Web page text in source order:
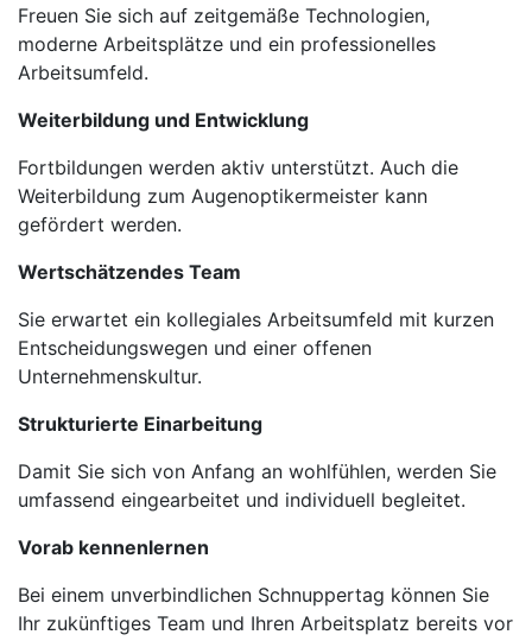
Freuen Sie sich auf zeitgemäße Technologien,
moderne Arbeitsplätze und ein professionelles
Arbeitsumfeld.
Weiterbildung und Entwicklung
Fortbildungen werden aktiv unterstützt. Auch die
Weiterbildung zum Augenoptikermeister kann
gefördert werden.
Wertschätzendes Team
Sie erwartet ein kollegiales Arbeitsumfeld mit kurzen
Entscheidungswegen und einer offenen
Unternehmenskultur.
Strukturierte Einarbeitung
Damit Sie sich von Anfang an wohlfühlen, werden Sie
umfassend eingearbeitet und individuell begleitet.
Vorab kennenlernen
Bei einem unverbindlichen Schnuppertag können Sie
Ihr zukünftiges Team und Ihren Arbeitsplatz bereits vor